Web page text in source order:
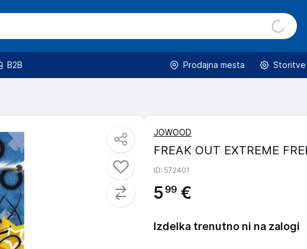
B2B Prodajna mesta Storitve
JOWOOD
FREAK OUT EXTREME
ID: 572401
5 99 €
Izdelka trenutno ni na zalogi